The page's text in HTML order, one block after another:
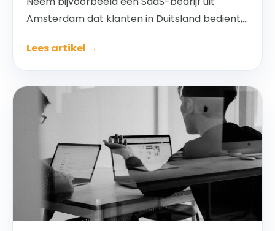
Amsterdam dat klanten in Duitsland bedient,...
Lees artikel →